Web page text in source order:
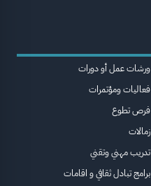
ورشات عمل أو دورات
فعاليات ومؤتمرات
فرص تطوع
زمالات
تدريب مهني وتقني
برامج تبادل ثقافي و اقامات